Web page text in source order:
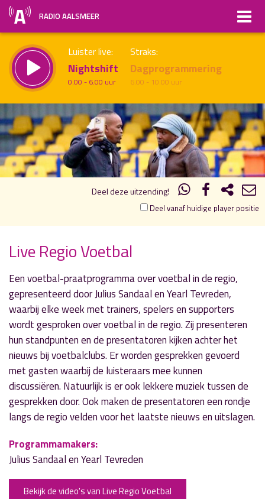
RADIO AALSMEER
Luister live:
Nightshift
0.00 - 6.00 uur
Straks:
Dagprogrammering
6.00 - 10.00 uur
20.00 21.00
Vorig uur uur 1 van 1 Volgend uur
Inklappen
Deel deze uitzending!
Deel vanaf huidige player positie
Live Regio Voetbal
Een voetbal-praatprogramma over voetbal in de regio,
gepresenteerd door Julius Sandaal en Yearl Tevreden,
waarbij elke week met trainers, spelers en supporters
wordt gesproken over voetbal in de regio. Zij presenteren
hun standpunten en de presentatoren kijken achter het
nieuws bij voetbalclubs. Er worden gesprekken gevoerd
met gasten waarbij de luisteraars mee kunnen
discussiëren. Natuurlijk is er ook lekkere muziek tussen de
gesprekken door. Ook maken de presentatoren een rondje
langs de regio velden voor het laatste nieuws en uitslagen.
Programmamakers:
Julius Sandaal en Yearl Tevreden
Bekijk de video's van Live Regio Voetbal